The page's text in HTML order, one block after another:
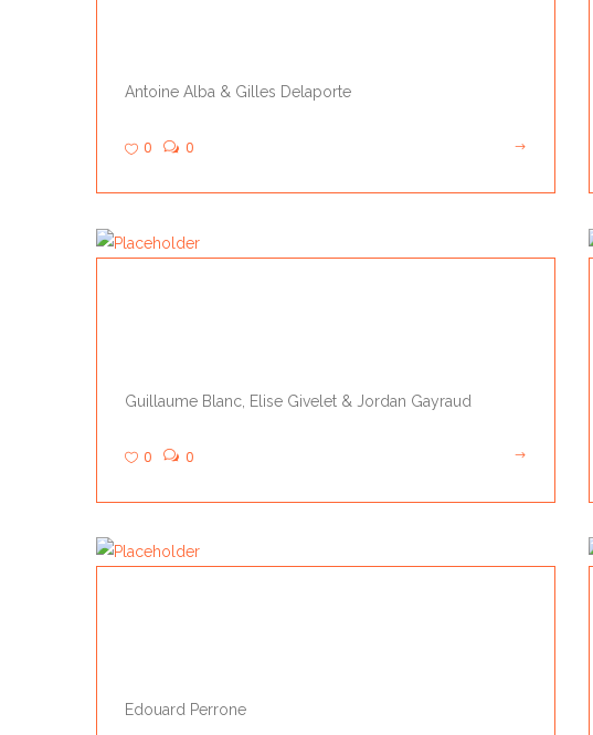
Antoine Alba & Gilles Delaporte
0 0
Guillaume Blanc, Elise Givelet & Jordan Gayraud
0 0
Edouard Perrone